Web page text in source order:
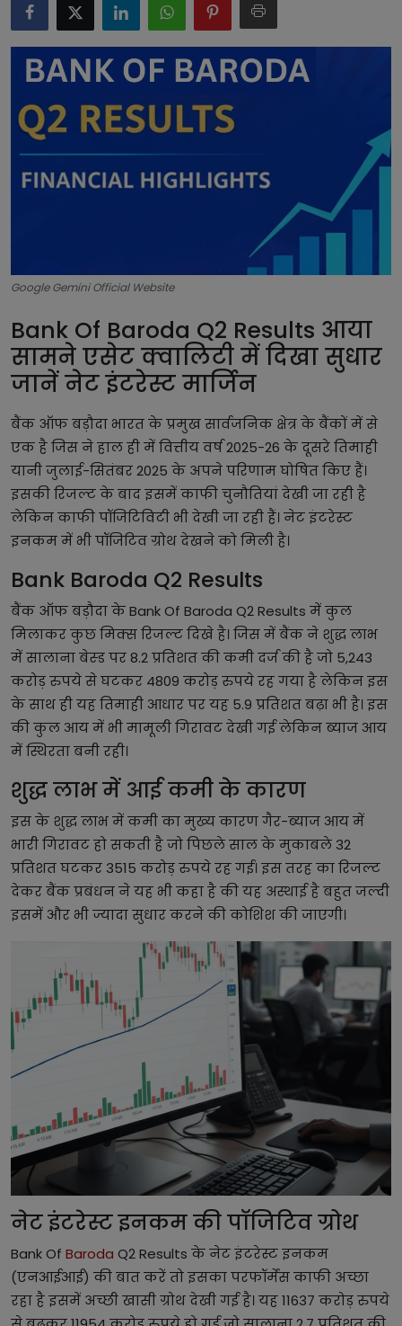
टेक्नोलॉजी
लाइफस्टाइल
बिजनेस
Google Gemini Official Website
Bank Of Baroda Q2 Results आया
सामने एसेट क्वालिटी में दिखा सुधार
जानें नेट इंटरेस्ट मार्जिन
बैंक ऑफ बड़ौदा भारत के प्रमुख सार्वजनिक क्षेत्र के बैंकों में से
एक है जिस ने हाल ही में वित्तीय वर्ष 2025-26 के दूसरे तिमाही
यानी जुलाई-सितंबर 2025 के अपने परिणाम घोषित किए हैं।
इसकी रिजल्ट के बाद इसमें काफी चुनौतियां देखी जा रही है
लेकिन काफी पॉजिटिविटी भी देखी जा रही हैं। नेट इंटरेस्ट
इनकम में भी पॉजिटिव ग्रोथ देखने को मिली है।
Bank Baroda Q2 Results
बैंक ऑफ बड़ौदा के Bank Of Baroda Q2 Results में कुल
मिलाकर कुछ मिक्स रिजल्ट दिखे है। जिस में बैंक ने शुद्ध लाभ
में सालाना बेस्ड पर 8.2 प्रतिशत की कमी दर्ज की है जो 5,243
करोड़ रुपये से घटकर 4809 करोड़ रुपये रह गया है लेकिन इस
के साथ ही यह तिमाही आधार पर यह 5.9 प्रतिशत बढ़ा भी है। इस
की कुल आय में भी मामूली गिरावट देखी गई लेकिन ब्याज आय
में स्थिरता बनी रही।
शुद्ध लाभ में आई कमी के कारण
इस के शुद्ध लाभ में कमी का मुख्य कारण गैर-ब्याज आय में
भारी गिरावट हो सकती है जो पिछले साल के मुकाबले 32
प्रतिशत घटकर 3515 करोड़ रुपये रह गई। इस तरह का रिजल्ट
देकर बैंक प्रबंधन ने यह भी कहा है की यह अस्थाई है बहुत जल्दी
इसमें और भी ज्यादा सुधार करने की कोशिश की जाएगी।
नेट इंटरेस्ट इनकम की पॉजिटिव ग्रोथ
Bank Of Baroda Q2 Results के नेट इंटरेस्ट इनकम
(एनआईआई) की बात करें तो इसका परफॉर्मेंस काफी अच्छा
रहा है इसमें अच्छी खासी ग्रोथ देखी गई है। यह 11637 करोड़ रुपये